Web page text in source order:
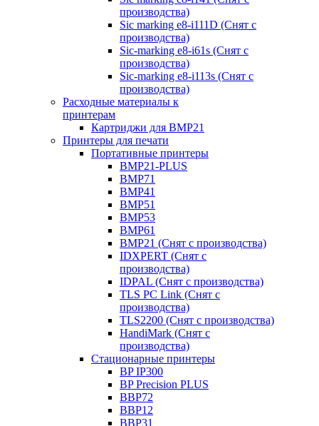
производства)
Sic marking e8-i111D (Снят с
производства)
Sic-marking e8-i61s (Снят с
производства)
Sic-marking e8-i113s (Снят с
производства)
Расходные материалы к
принтерам
Картриджи для BMP21
Принтеры для печати
Портативные принтеры
BMP21-PLUS
BMP71
BMP41
BMP51
BMP53
BMP61
BMP21 (Снят с производства)
IDXPERT (Снят с
производства)
IDPAL (Снят с производства)
TLS PC Link (Снят с
производства)
TLS2200 (Снят с производства)
HandiMark (Снят с
производства)
Стационарные принтеры
BP IP300
BP Precision PLUS
BBP72
BBP12
BBP31